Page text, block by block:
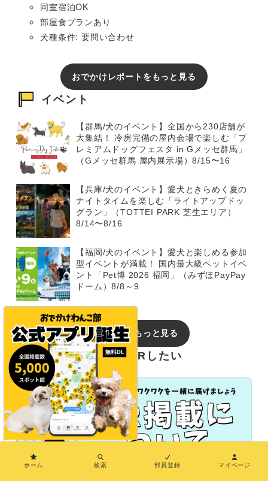
同室宿泊OK
部屋食プランあり
犬種条件: 要問い合わせ
おでかけレポートをもっと見る
イベント
【群馬/犬のイベント】全国から230店舗が
大集結！ 冷房完備の屋内会場で楽しむ「プ
レミアムドッグフェスタ in Gメッセ群馬」
（Gメッセ群馬 屋内展示場）8/15〜16
【兵庫/犬のイベント】愛犬ときらめく夏の
ナイトタイムを楽しむ「ライトアップドッ
グラン」（TOTTEI PARK 芝生エリア）
8/14〜8/16
【福岡/犬のイベント】愛犬と楽しめる参加
型イベントが満載！ 国内最大級ペットイベ
ント「Pet博 2026 福岡」（みずほPayPay
ドーム）8/8～9
イベントをもっと見る
おでかけわんこ部でPRしたい
ホーム 検索 部員登録 マイページ